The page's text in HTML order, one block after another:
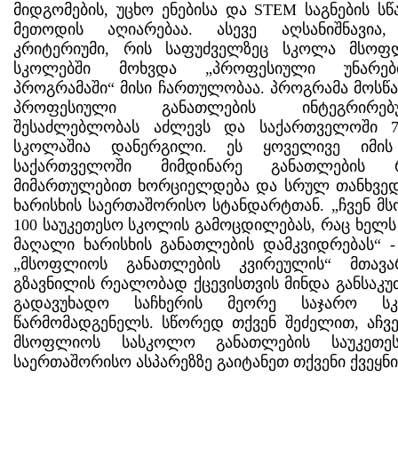
მიდგომების, უცხო ენებისა და STEM საგნების
მეთოდის აღიარებაა. ასევე
კრიტერიუმი, რის საფუძველზეც სკოლა
სკოლებში მოხვდა „პროფესიული
პროგრამაში“ მისი ჩართულობაა. პროგრამა
პროფესიული განათლების
შესაძლებლობას აძლევს და საქართველოში
სკოლაშია დანერგილი. ეს ყოველივე
საქართველოში მიმდინარე
მიმართულებით ხორციელდება და სრულ
ხარისხის საერთაშორისო სტანდარტთან. „ჩვენ
100 საუკეთესო სკოლის გამოცდილებას, რაც ხელს
მაღალი ხარისხის განათლების დამკვიდრებას“
„მსოფლიოს განათლების კვირეულის“
გზავნილის რეალობად ქცევისთვის მინდა
გადავუხადო საჩხერის მეორე საჯარო
წარმომადგენელს. სწორედ თქვენ შეძელით,
მსოფლიოს სასკოლო განათლების
საერთაშორისო ასპარეზზე გაიტანეთ თქვენი